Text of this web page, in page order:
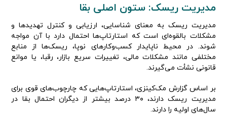
مدیریت ریسک: ستون اصلی بقا
مدیریت ریسک به معنای شناسایی، ارزیابی و کنترل تهدیدها و
مشکلات بالقوه‌ای است که استارتاپ‌ها احتمال دارد با آن مواجه
شوند. در محیط ناپایدار کسب‌وکارهای نوپا، ریسک‌ها از منابع
مختلفی مانند مشکلات مالی، تغییرات سریع بازار، رقبا، یا موانع
قانونی نشأت می‌گیرند.
بر اساس گزارش مک‌کینزی، استارتاپ‌هایی که چارچوب‌های قوی برای
مدیریت ریسک دارند، ۳۰ درصد بیشتر از دیگران احتمال بقا در
سال‌های اولیه را دارند.